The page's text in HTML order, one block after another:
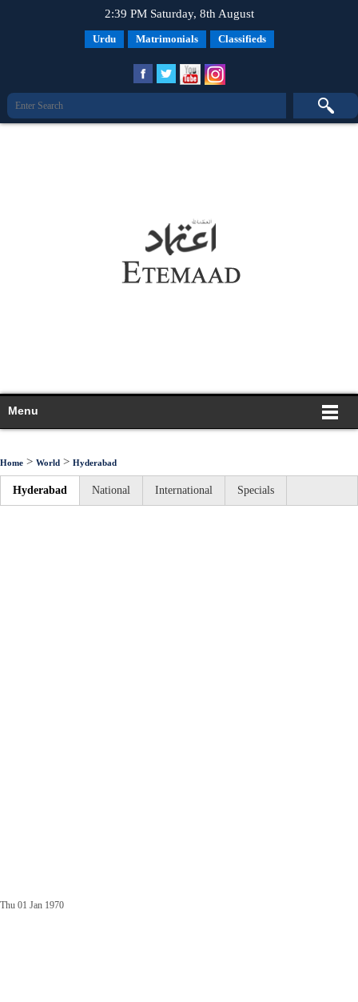
2:39 PM Saturday, 8th August
Urdu Matrimonials Classifieds
Menu
Home > World > Hyderabad
Hyderabad National International Specials
Thu 01 Jan 1970